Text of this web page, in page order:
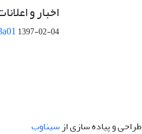
اخبار و
1397-02-04
طراحی و پیاده سازی ازسیناوب